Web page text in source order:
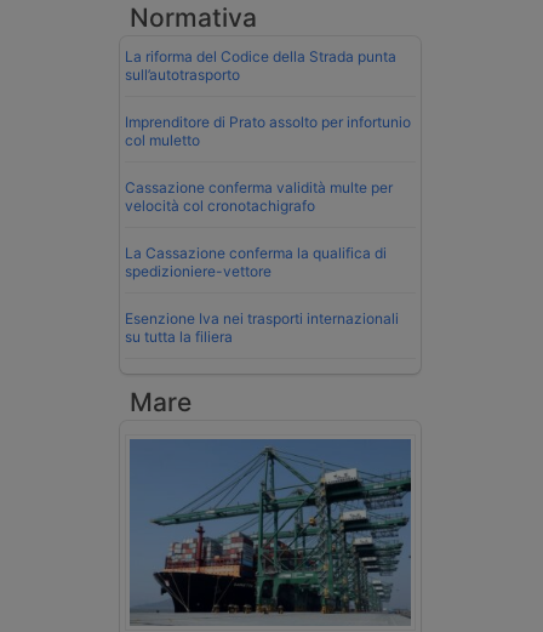
Normativa
La riforma del Codice della Strada punta
sull’autotrasporto
Imprenditore di Prato assolto per infortunio
col muletto
Cassazione conferma validità multe per
velocità col cronotachigrafo
La Cassazione conferma la qualifica di
spedizioniere-vettore
Esenzione Iva nei trasporti internazionali
su tutta la filiera
Mare